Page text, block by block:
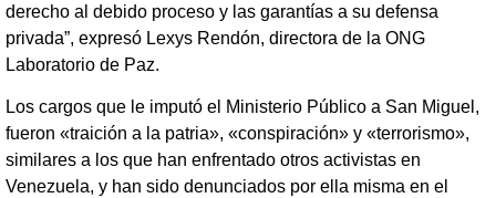
derecho al debido proceso y las garantías a su defensa
privada”, expresó Lexys Rendón, directora de la ONG
Laboratorio de Paz.
Los cargos que le imputó el Ministerio Público a San Miguel,
fueron «traición a la patria», «conspiración» y «terrorismo»,
similares a los que han enfrentado otros activistas en
Venezuela, y han sido denunciados por ella misma en el